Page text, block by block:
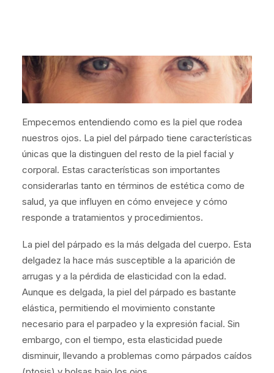
Empecemos entendiendo como es la piel que rodea
nuestros ojos. La piel del párpado tiene características
únicas que la distinguen del resto de la piel facial y
corporal. Estas características son importantes
considerarlas tanto en términos de estética como de
salud, ya que influyen en cómo envejece y cómo
responde a tratamientos y procedimientos.
La piel del párpado es la más delgada del cuerpo. Esta
delgadez la hace más susceptible a la aparición de
arrugas y a la pérdida de elasticidad con la edad.
Aunque es delgada, la piel del párpado es bastante
elástica, permitiendo el movimiento constante
necesario para el parpadeo y la expresión facial. Sin
embargo, con el tiempo, esta elasticidad puede
disminuir, llevando a problemas como párpados caídos